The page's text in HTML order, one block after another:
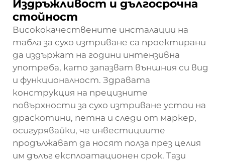
Издръжливост и дългосрочна
стойност
Висококачествените инсталации на
табла за сухо изтриване са проектирани
да издържат на години интензивна
употреба, като запазват външния си вид
и функционалност. Здравата
конструкция на прецизните
повърхности за сухо изтриване устои на
драскотини, петна и следи от маркер,
осигурявайки, че инвестициите
продължават да носят полза през целия
им дълъг експлоатационен срок. Тази